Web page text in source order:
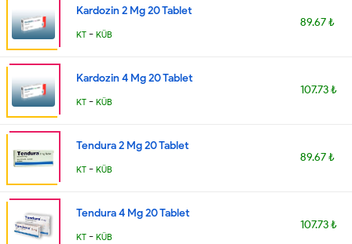
Kardozin 2 Mg 20 Tablet
KT - KÜB
89.67 ₺
Kardozin 4 Mg 20 Tablet
KT - KÜB
107.73 ₺
Tendura 2 Mg 20 Tablet
KT - KÜB
89.67 ₺
Tendura 4 Mg 20 Tablet
KT - KÜB
107.73 ₺